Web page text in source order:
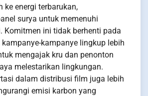
ke energi terbarukan,
surya untuk memenuhi
Komitmen ini tidak berhenti pada
kampanye lingkup lebih
mengajak kru dan penonton
melestarikan lingkungan.
dalam distribusi film juga lebih
emisi karbon yang